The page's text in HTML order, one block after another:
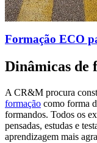
Formação ECO
Dinâmicas de
A CR&M procura
formação como forma
formandos. Todos os
pensadas, estudas e
aprendizagem mais